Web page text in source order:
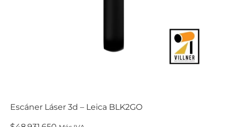
Escáner Láser 3d – Leica BLK2GO